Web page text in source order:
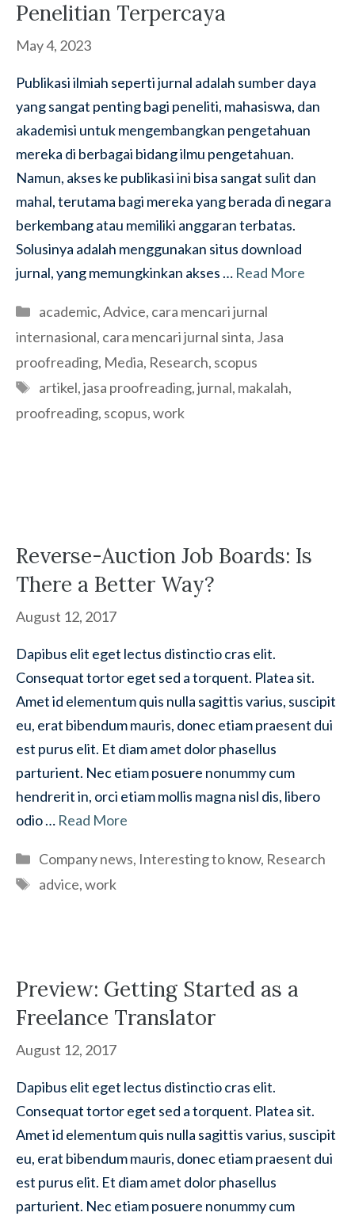
Penelitian Terpercaya
May 4, 2023
Publikasi ilmiah seperti jurnal adalah sumber daya
yang sangat penting bagi peneliti, mahasiswa, dan
akademisi untuk mengembangkan pengetahuan
mereka di berbagai bidang ilmu pengetahuan.
Namun, akses ke publikasi ini bisa sangat sulit dan
mahal, terutama bagi mereka yang berada di negara
berkembang atau memiliki anggaran terbatas.
Solusinya adalah menggunakan situs download
jurnal, yang memungkinkan akses … Read More
Categories
academic,Advice, cara mencari jurnal
internasional, cara mencari jurnal sinta, Jasa
proofreading, Media, Research, scopus
Tags
artikel,jasa proofreading,jurnal, makalah,
proofreading, scopus,work
Reverse-Auction Job Boards: Is
There a Better Way?
August 12, 2017
Dapibus elit eget lectus distinctio cras elit.
Consequat tortor eget sed a torquent. Platea sit.
Amet id elementum quis nulla sagittis varius, suscipit
eu, erat bibendum mauris, donec etiam praesent dui
est purus elit. Et diam amet dolor phasellus
parturient. Nec etiam posuere nonummy cum
hendrerit in, orci etiam mollis magna nisl dis, libero
odio … Read More
Categories
Company news, Interesting to know, Research
Tags
advice,work
Preview: Getting Started as a
Freelance Translator
August 12, 2017
Dapibus elit eget lectus distinctio cras elit.
Consequat tortor eget sed a torquent. Platea sit.
Amet id elementum quis nulla sagittis varius, suscipit
eu, erat bibendum mauris, donec etiam praesent dui
est purus elit. Et diam amet dolor phasellus
parturient. Nec etiam posuere nonummy cum